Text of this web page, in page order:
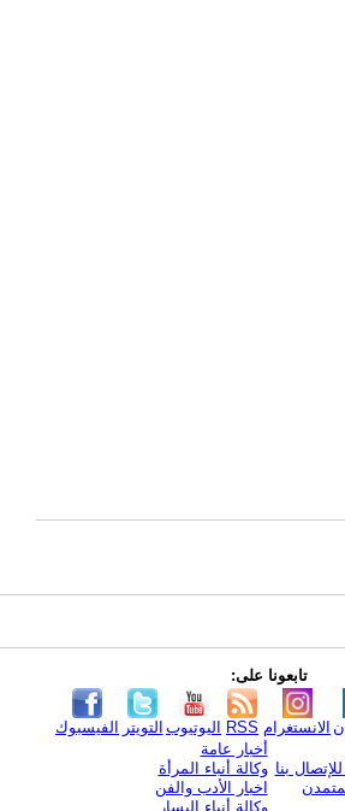
تابعونا على:
الفيسبوك التويتر اليوتيوب RSS الانستغرام
بنا
أخبار عامة
وكالة أنباء المرأة
اخبار الأدب والفن
وكالة أنباء اليسار